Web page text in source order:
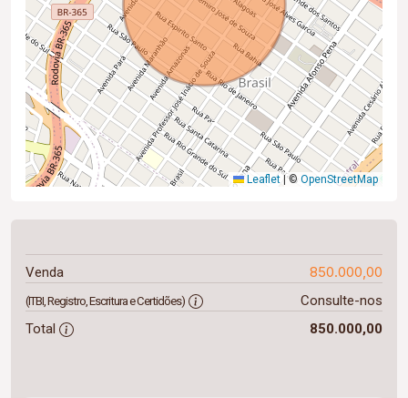
Leaflet ©OpenStreetMap
Venda 850.000,00
(ITBI, Registro, Escritura e Certidões)
Consulte-nos
Total
850.000,00